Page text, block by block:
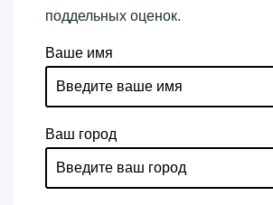
поддельных оценок.
Ваше имя
Ваш город